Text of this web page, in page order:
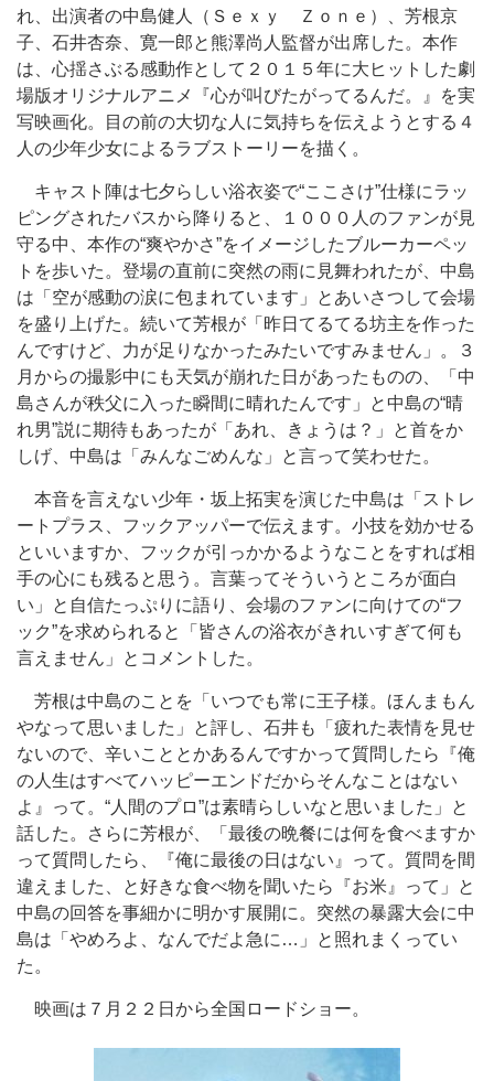
れ、出演者の中島健人（Ｓｅｘｙ Ｚｏｎｅ）、芳根京
子、石井杏奈、寛一郎と熊澤尚人監督が出席した。本作
は、心揺さぶる感動作として２０１５年に大ヒットした劇
場版オリジナルアニメ『心が叫びたがってるんだ。』を実
写映画化。目の前の大切な人に気持ちを伝えようとする４
人の少年少女によるラブストーリーを描く。
キャスト陣は七夕らしい浴衣姿で“ここさけ”仕様にラッ
ピングされたバスから降りると、１０００人のファンが見
守る中、本作の“爽やかさ”をイメージしたブルーカーペッ
トを歩いた。登場の直前に突然の雨に見舞われたが、中島
は「空が感動の涙に包まれています」とあいさつして会場
を盛り上げた。続いて芳根が「昨日てるてる坊主を作った
んですけど、力が足りなかったみたいですみません」。３
月からの撮影中にも天気が崩れた日があったものの、「中
島さんが秩父に入った瞬間に晴れたんです」と中島の“晴
れ男”説に期待もあったが「あれ、きょうは？」と首をか
しげ、中島は「みんなごめんな」と言って笑わせた。
本音を言えない少年・坂上拓実を演じた中島は「ストレ
ートプラス、フックアッパーで伝えます。小技を効かせる
といいますか、フックが引っかかるようなことをすれば相
手の心にも残ると思う。言葉ってそういうところが面白
い」と自信たっぷりに語り、会場のファンに向けての“フ
ック”を求められると「皆さんの浴衣がきれいすぎて何も
言えません」とコメントした。
芳根は中島のことを「いつでも常に王子様。ほんまもん
やなって思いました」と評し、石井も「疲れた表情を見せ
ないので、辛いこととかあるんですかって質問したら『俺
の人生はすべてハッピーエンドだからそんなことはない
よ』って。“人間のプロ”は素晴らしいなと思いました」と
話した。さらに芳根が、「最後の晩餐には何を食べますか
って質問したら、『俺に最後の日はない』って。質問を間
違えました、と好きな食べ物を聞いたら『お米』って」と
中島の回答を事細かに明かす展開に。突然の暴露大会に中
島は「やめろよ、なんでだよ急に…」と照れまくってい
た。
映画は７月２２日から全国ロードショー。